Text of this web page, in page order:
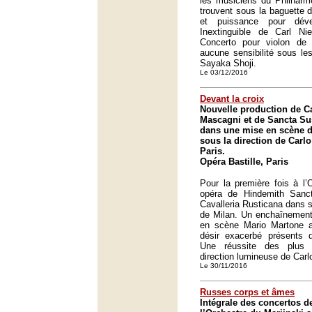
trouvent sous la baguette
et puissance pour
Inextinguible de Carl
Concerto pour violon de
aucune sensibilité sous
Sayaka Shoji.
Le 03/12/2016
Devant la croix
Nouvelle production de
Mascagni et de Sancta
dans une mise en scène
sous la direction de
Paris.
Opéra Bastille, Paris
Pour la première fois à
opéra de Hindemith
Cavalleria Rusticana dans
de Milan. Un
en scène Mario Martone
désir exacerbé
Une réussite des plus
direction lumineuse de
Le 30/11/2016
Russes corps et âmes
Intégrale des concertos